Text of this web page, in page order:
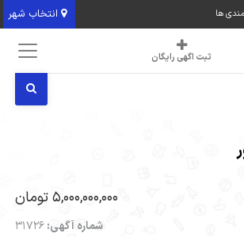
انتخاب شهر ها
ثبت اگهی رایگان
5,000,000,000 تومان
شماره آگهی:31726